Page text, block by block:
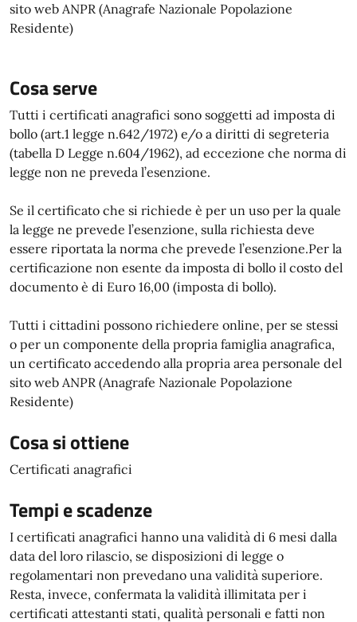
sito web ANPR (Anagrafe Nazionale Popolazione
Residente)
Cosa serve
Tutti i certificati anagrafici sono soggetti ad imposta di
bollo (art.1 legge n.642/1972) e/o a diritti di segreteria
(tabella D Legge n.604/1962), ad eccezione che norma di
legge non ne preveda l’esenzione.
Se il certificato che si richiede è per un uso per la quale
la legge ne prevede l’esenzione, sulla richiesta deve
essere riportata la norma che prevede l’esenzione.Per la
certificazione non esente da imposta di bollo il costo del
documento è di Euro 16,00 (imposta di bollo).
Tutti i cittadini possono richiedere online, per se stessi
o per un componente della propria famiglia anagrafica,
un certificato accedendo alla propria area personale del
sito web ANPR (Anagrafe Nazionale Popolazione
Residente)
Cosa si ottiene
Certificati anagrafici
Tempi e scadenze
I certificati anagrafici hanno una validità di 6 mesi dalla
data del loro rilascio, se disposizioni di legge o
regolamentari non prevedano una validità superiore.
Resta, invece, confermata la validità illimitata per i
certificati attestanti stati, qualità personali e fatti non